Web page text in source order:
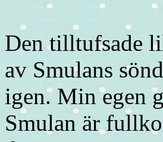
Den tilltufsade
av Smulans
igen. Min egen
Smulan är